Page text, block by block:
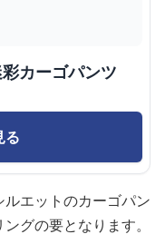
カーゴパンツ
る
エットのカーゴパン
グの要となります。